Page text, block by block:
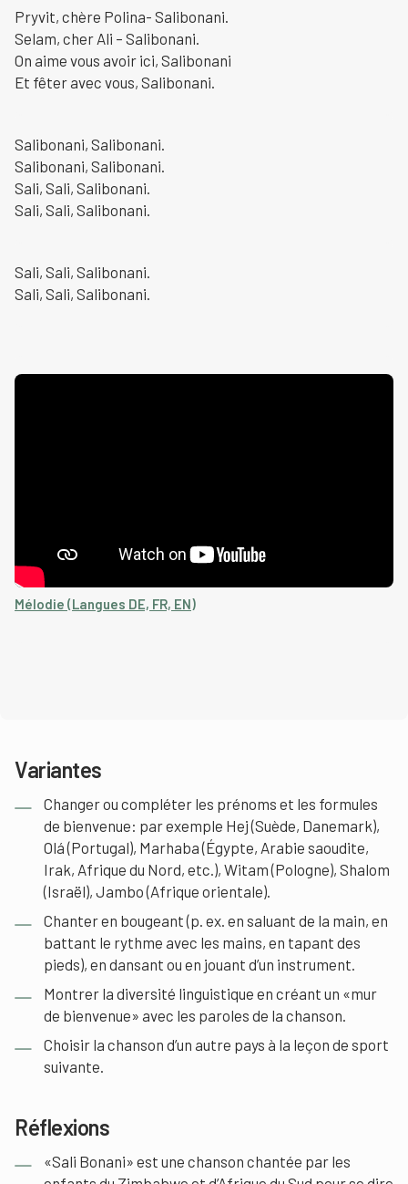
Pryvit, chère Polina- Salibonani.
Selam, cher Ali – Salibonani.
On aime vous avoir ici, Salibonani
Et fêter avec vous, Salibonani.
Salibonani, Salibonani.
Salibonani, Salibonani.
Sali, Sali, Salibonani.
Sali, Sali, Salibonani.
Sali, Sali, Salibonani.
Sali, Sali, Salibonani.
Mélodie (Langues DE, FR, EN)
Variantes
Changer ou compléter les prénoms et les formules
de bienvenue: par exemple Hej (Suède, Danemark),
Olá (Portugal), Marhaba (Égypte, Arabie saoudite,
Irak, Afrique du Nord, etc.), Witam (Pologne), Shalom
(Israël), Jambo (Afrique orientale).
Chanter en bougeant (p. ex. en saluant de la main, en
battant le rythme avec les mains, en tapant des
pieds), en dansant ou en jouant d’un instrument.
Montrer la diversité linguistique en créant un «mur
de bienvenue» avec les paroles de la chanson.
Choisir la chanson d’un autre pays à la leçon de sport
suivante.
Réflexions
«Sali Bonani» est une chanson chantée par les